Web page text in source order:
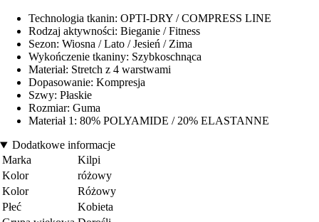
Technologia tkanin: OPTI-DRY / COMPRESS LINE
Rodzaj aktywności: Bieganie / Fitness
Sezon: Wiosna / Lato / Jesień / Zima
Wykończenie tkaniny: Szybkoschnąca
Materiał: Stretch z 4 warstwami
Dopasowanie: Kompresja
Szwy: Płaskie
Rozmiar: Guma
Materiał 1: 80% POLYAMIDE / 20% ELASTANNE
Dodatkowe informacje
Marka
Kilpi
Kolor
różowy
Kolor
Różowy
Płeć
Kobieta